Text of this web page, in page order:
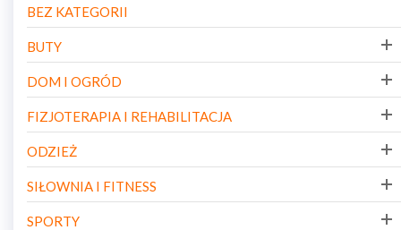
BEZ KATEGORII
BUTY
DOM I OGRÓD
FIZJOTERAPIA I REHABILITACJA
ODZIEŻ
SIŁOWNIA I FITNESS
SPORTY